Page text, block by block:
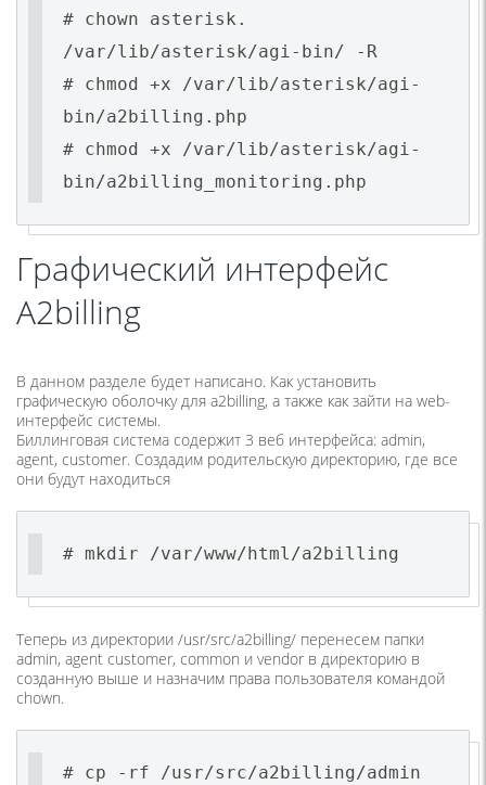
# chown asterisk.
/var/lib/asterisk/agi-bin/ -R
# chmod +x /var/lib/asterisk/agi-
bin/a2billing.php
# chmod +x /var/lib/asterisk/agi-
bin/a2billing_monitoring.php
Графический интерфейс
A2billing
В данном разделе будет написано. Как установить
графическую оболочку для a2billing, а также как зайти на web-
интерфейс системы.
Биллинговая система содержит 3 веб интерфейса: admin,
agent, customer. Создадим родительскую директорию, где все
они будут находиться
# mkdir /var/www/html/a2billing
Теперь из директории /usr/src/a2billing/ перенесем папки
admin, agent customer, common и vendor в директорию в
созданную выше и назначим права пользователя командой
chown.
# cp -rf /usr/src/a2billing/admin